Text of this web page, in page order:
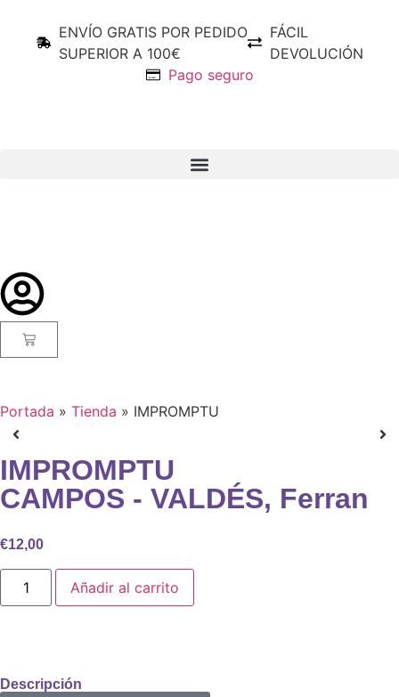
ENVÍO GRATIS POR PEDIDO
SUPERIOR A 100€
FÁCIL
DEVOLUCIÓN
Pago seguro
Portada » Tienda » IMPROMPTU
IMPROMPTU
CAMPOS - VALDÉS, Ferran
€12,00
Añadir al carrito
Descripción